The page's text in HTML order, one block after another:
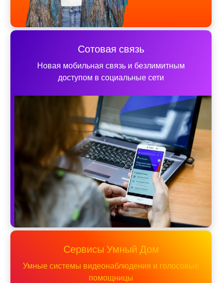
Сотовая связь
Новая мобильная связь и безлимитным
доступом в социальные сети
Сервисы Умный Дом
Умные системы видеонаблюдения и голосовые
помощницы